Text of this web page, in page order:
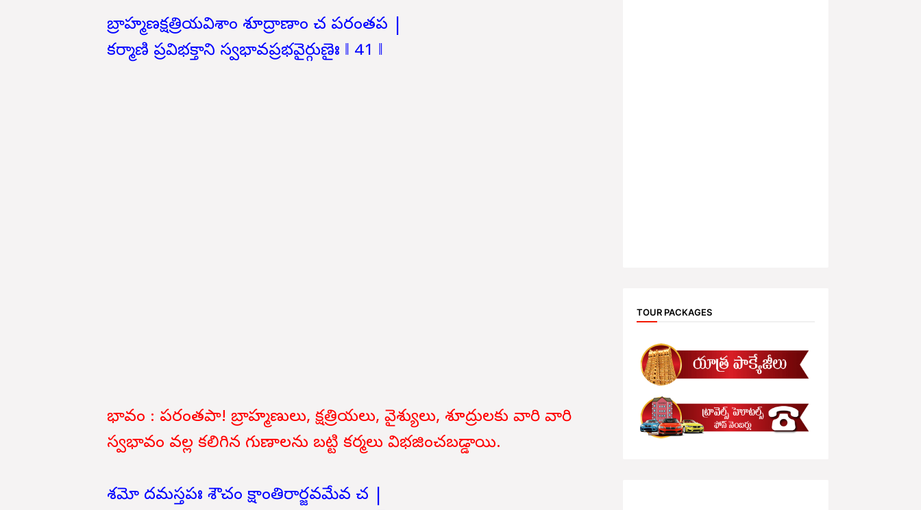
బ్రాహ్మణక్షత్రియవిశాం శూద్రాణాం చ పరంతప |
కర్మాణి ప్రవిభక్తాని స్వభావప్రభవైర్గుణైః ‖ 41 ‖
భావం : పరంతపా! బ్రాహ్మణులు, క్షత్రియలు, వైశ్యులు, శూద్రులకు వారి వారి
స్వభావం వల్ల కలిగిన గుణాలను బట్టి కర్మలు విభజించబడ్డాయి.
శమో దమస్తపః శౌచం క్షాంతిరార్జవమేవ చ |
TOUR PACKAGES